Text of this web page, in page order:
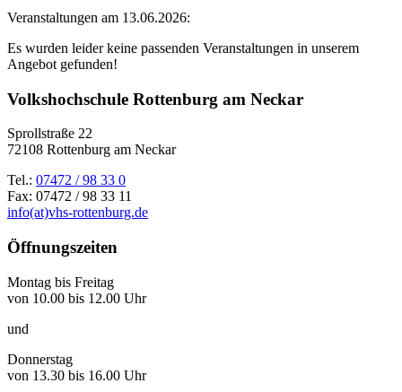
Veranstaltungen am 13.06.2026:
Es wurden leider keine passenden Veranstaltungen in unserem
Angebot gefunden!
Volkshochschule Rottenburg am Neckar
Sprollstraße 22
72108 Rottenburg am Neckar
Tel.: 07472 / 98 33 0
Fax: 07472 / 98 33 11
info(at)vhs-rottenburg.de
Öffnungszeiten
Montag bis Freitag
von 10.00 bis 12.00 Uhr
und
Donnerstag
von 13.30 bis 16.00 Uhr